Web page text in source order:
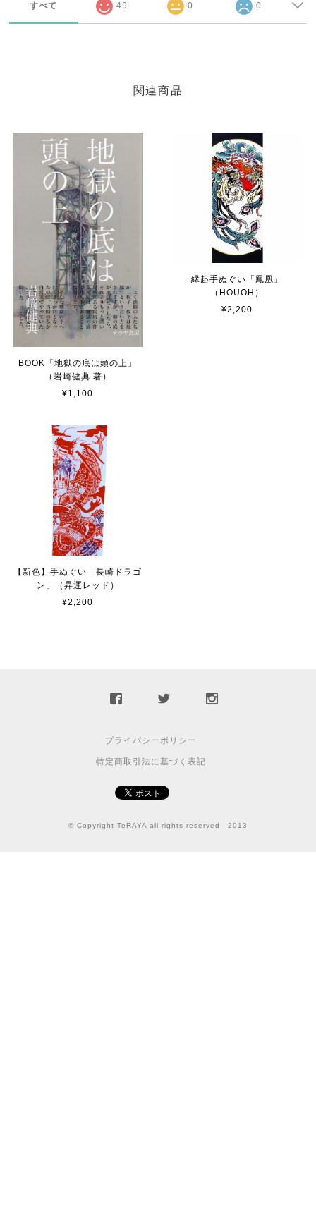
すべて 49 0 0
関連商品
BOOK「地獄の底は頭の上」
（岩崎健典 著）
¥1,100
縁起手ぬぐい「鳳凰」
（HOUOH）
¥2,200
【新色】手ぬぐい「長崎ドラゴ
ン」（昇運レッド）
¥2,200
プライバシーポリシー
特定商取引法に基づく表記
© Copyright TeRAYA all rights reserved 2013